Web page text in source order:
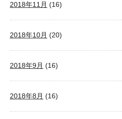
2018年11月 (16)
2018年10月 (20)
2018年9月 (16)
2018年8月 (16)